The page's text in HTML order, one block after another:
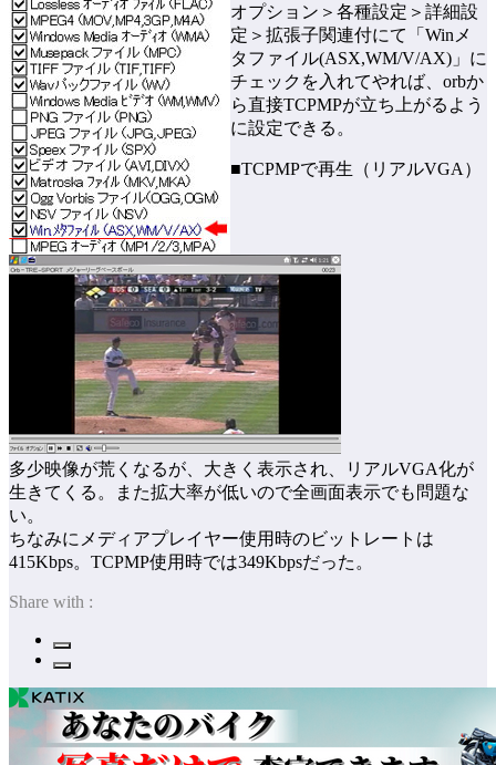
オプション＞各種設定＞詳細設
定＞拡張子関連付にて「Winメ
タファイル(ASX,WM/V/AX)」に
チェックを入れてやれば、orbか
ら直接TCPMPが立ち上がるよう
に設定できる。
■TCPMPで再生（リアルVGA）
多少映像が荒くなるが、大きく表示され、リアルVGA化が
生きてくる。また拡大率が低いので全画面表示でも問題な
い。
ちなみにメディアプレイヤー使用時のビットレートは
415Kbps。TCPMP使用時では349Kbpsだった。
Share with :